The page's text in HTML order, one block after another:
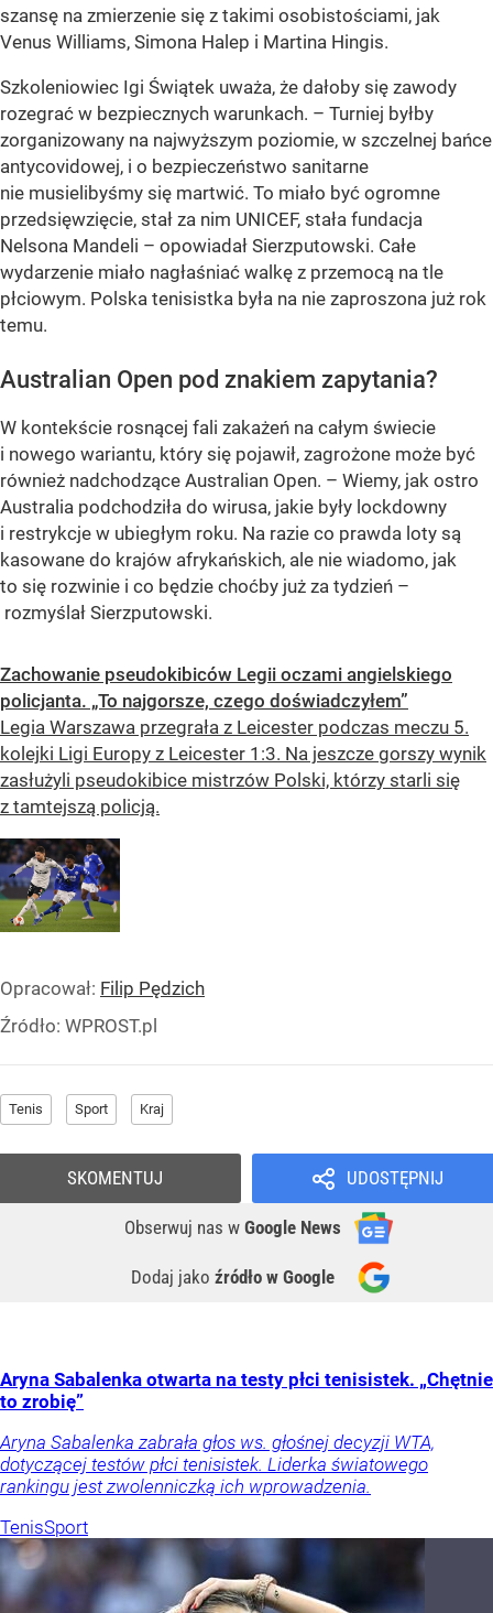
szansę na zmierzenie się z takimi osobistościami, jak
Venus Williams, Simona Halep i Martina Hingis.
Szkoleniowiec Igi Świątek uważa, że dałoby się zawody
rozegrać w bezpiecznych warunkach. – Turniej byłby
zorganizowany na najwyższym poziomie, w szczelnej bańce
antycovidowej, i o bezpieczeństwo sanitarne
nie musielibyśmy się martwić. To miało być ogromne
przedsięwzięcie, stał za nim UNICEF, stała fundacja
Nelsona Mandeli – opowiadał Sierzputowski. Całe
wydarzenie miało nagłaśniać walkę z przemocą na tle
płciowym. Polska tenisistka była na nie zaproszona już rok
temu.
Australian Open pod znakiem zapytania?
W kontekście rosnącej fali zakażeń na całym świecie
i nowego wariantu, który się pojawił, zagrożone może być
również nadchodzące Australian Open. – Wiemy, jak ostro
Australia podchodziła do wirusa, jakie były lockdowny
i restrykcje w ubiegłym roku. Na razie co prawda loty są
kasowane do krajów afrykańskich, ale nie wiadomo, jak
to się rozwinie i co będzie choćby już za tydzień –
rozmyślał Sierzputowski.
Zachowanie pseudokibiców Legii oczami angielskiego
policjanta. „To najgorsze, czego doświadczyłem”
Legia Warszawa przegrała z Leicester podczas meczu 5.
kolejki Ligi Europy z Leicester 1:3. Na jeszcze gorszy wynik
zasłużyli pseudokibice mistrzów Polski, którzy starli się
z tamtejszą policją.
Opracował: Filip Pędzich
Źródło: WPROST.pl
Tenis Sport Kraj
UDOSTĘPNIJ
Obserwuj nas w Google News
Dodaj jako źródło w Google
SKOMENTUJ
Aryna Sabalenka otwarta na testy płci tenisistek. „Chętnie
to zrobię”
Aryna Sabalenka zabrała głos ws. głośnej decyzji WTA,
dotyczącej testów płci tenisistek. Liderka światowego
rankingu jest zwolenniczką ich wprowadzenia.
TenisSport